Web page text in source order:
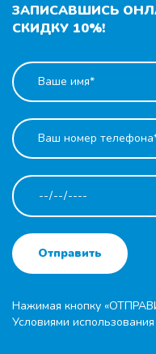
ЗАПИСАВШИСЬ
СКИДКУ 10%!
Отправить
Нажимая кнопку
Условиями использования